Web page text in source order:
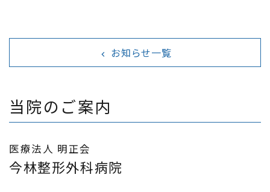
navigate_before お知らせ一覧
当院のご案内
医療法人 明正会
今林整形外科病院